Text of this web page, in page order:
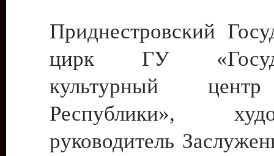
Приднестровский
цирк ГУ
культурный
Республики»,
руководитель